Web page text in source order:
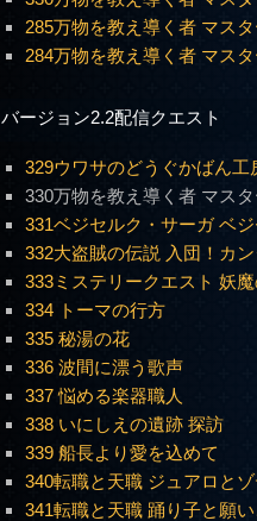
285万物を教え導く者 マス
284万物を教え導く者 マス
バージョン2.2配信クエスト
329ウワサのどうぐかばん工
330万物を教え導く者 マス
331ベジセルク・サーガ ベ
332大盗賊の伝説 入団！カ
333ミステリークエスト 妖
334 トーマの行方
335 秘湯の花
336 波間に漂う歌声
337 悩める楽器職人
338 いにしえの遺跡 探訪
339 船長より愛を込めて
340転職と天職 ジュアロとゾ
341転職と天職 踊り子と願い